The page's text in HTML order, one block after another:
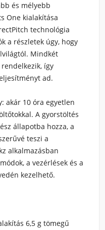
és mélyebb
One kialakítása
technológia
a részletek úgy, hogy
Mindkét
így
ad.
akár 10 óra egyetlen
A gyorstöltés
állapotba hozza, a
teszi a
alkalmazásban
a vezérlések és a
kezelhető.
6,5 g tömegű